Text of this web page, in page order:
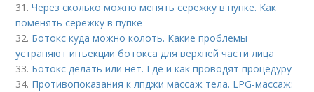
31.Через сколько можно менять сережку в пупке. Как
поменять сережку в пупке
32. Ботокс куда можно колоть. Какие проблемы
устраняют инъекции ботокса для верхней части лица
33. Ботокс делать или нет. Где и как проводят процедуру
34. Противопоказания к лпджи массаж тела. LPG-массаж: